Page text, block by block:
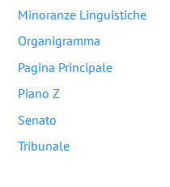
Minoranze Linguistiche
Organigramma
Pagina Principale
Piano Z
Senato
Tribunale